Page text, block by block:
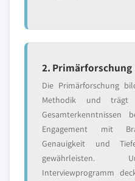
2. Primärforschung
Die Primärforschung
Methodik und
Gesamterkenntnissen
Engagement mit
Genauigkeit und
gewährleisten.
Interviewprogramm